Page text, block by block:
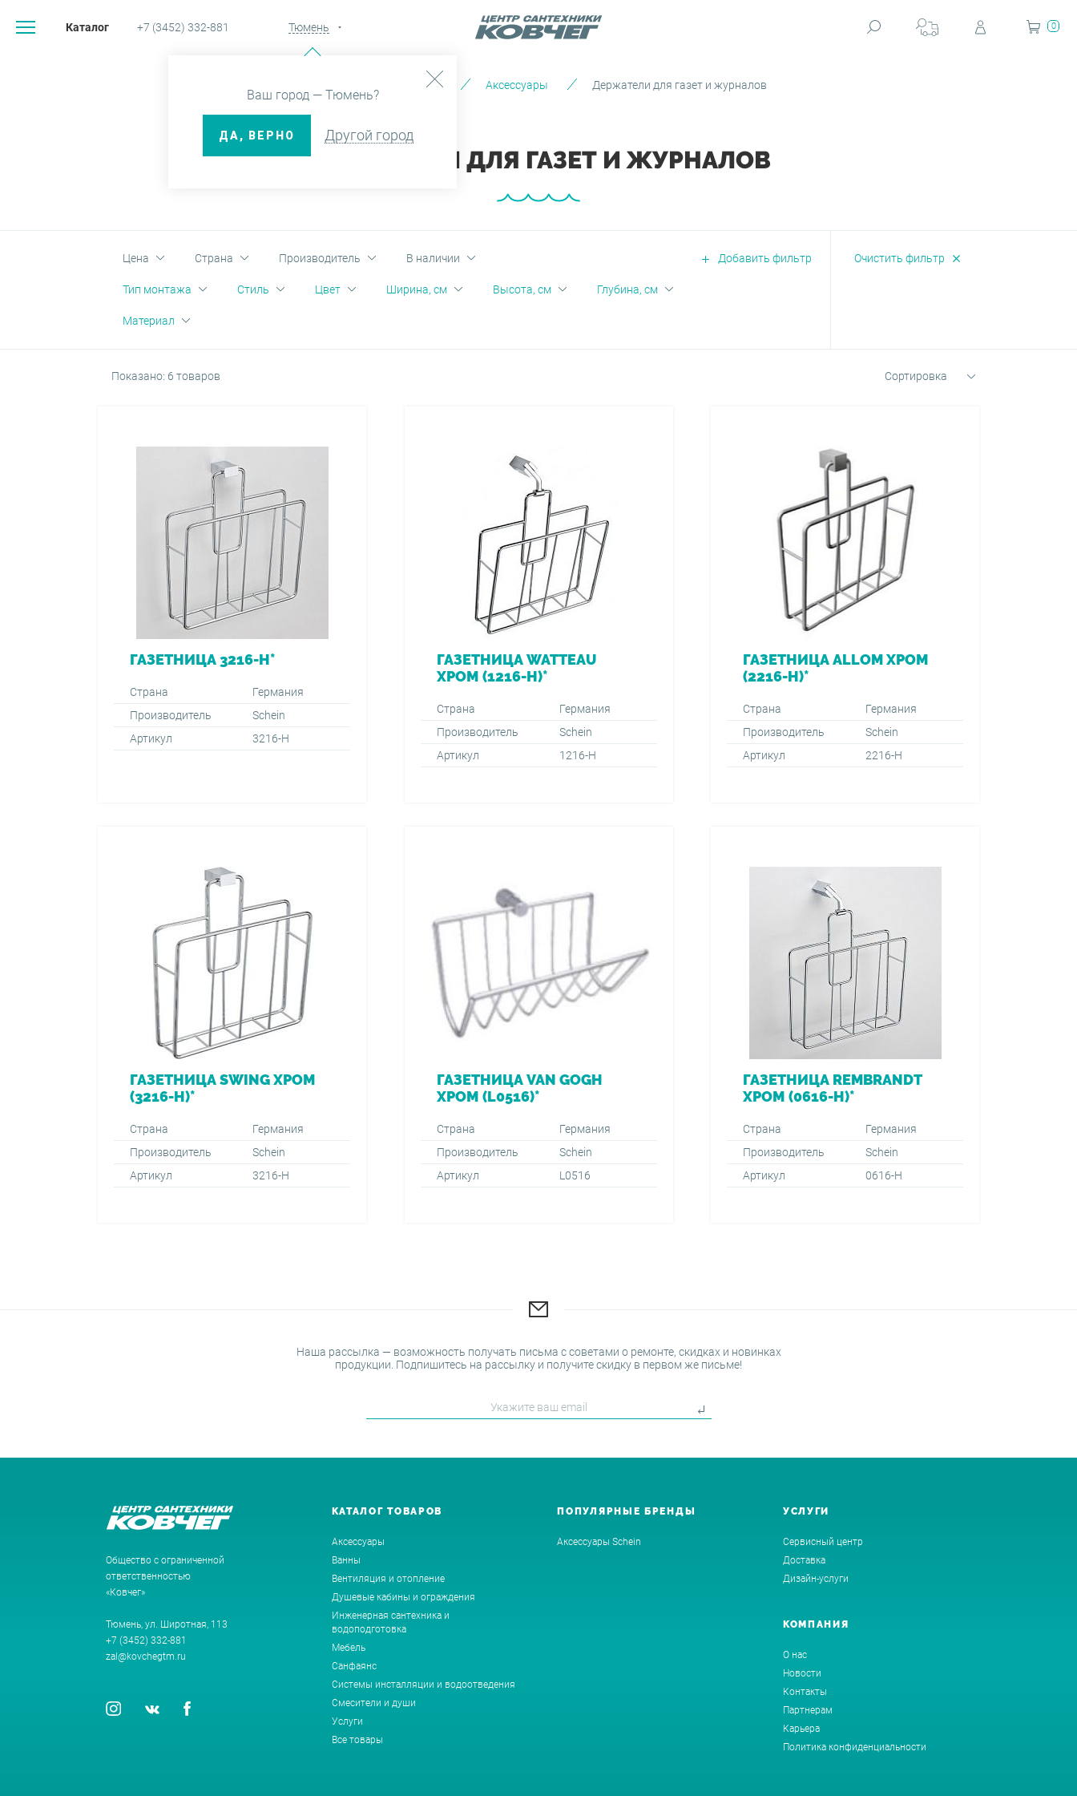
Каталог +7 (3452) 332-881 Тюмень
Ваш город — Тюмень?
ДА, ВЕРНО Другой город
0
Каталог Аксессуары Держатели для газет и журналов
ДЕРЖАТЕЛИ ДЛЯ ГАЗЕТ И ЖУРНАЛОВ
Цена Страна Производитель В наличии
Тип монтажа Стиль Цвет Ширина, см Высота, см Глубина, см
Материал
Добавить фильтр Очистить фильтр
Показано: 6 товаров Сортировка
ГАЗЕТНИЦА 3216-H*
Страна
Германия
Производитель
Schein
Артикул
3216-H
ГАЗЕТНИЦА WATTEAU
ХРОМ (1216-Н)*
Страна
Германия
Производитель
Schein
Артикул
1216-Н
ГАЗЕТНИЦА ALLOM ХРОМ
(2216-H)*
Страна
Германия
Производитель
Schein
Артикул
2216-H
ГАЗЕТНИЦА SWING ХРОМ
(3216-H)*
Страна
Германия
Производитель
Schein
Артикул
3216-H
ГАЗЕТНИЦА VAN GOGH
ХРОМ (L0516)*
Страна
Германия
Производитель
Schein
Артикул
L0516
ГАЗЕТНИЦА REMBRANDT
ХРОМ (0616-H)*
Страна
Германия
Производитель
Schein
Артикул
0616-H
Наша рассылка — возможность получать письма с советами о ремонте, скидках и новинках
продукции. Подпишитесь на рассылку и получите скидку в первом же письме!
Общество с ограниченной
ответственностью
«Ковчег»
Тюмень, ул. Широтная, 113
+7 (3452) 332-881
zal@kovchegtm.ru
КАТАЛОГ ТОВАРОВ
Аксессуары
Ванны
Вентиляция и отопление
Душевые кабины и ограждения
Инженерная сантехника и
водоподготовка
Мебель
Санфаянс
Системы инсталляции и водоотведения
Смесители и души
Услуги
Все товары
ПОПУЛЯРНЫЕ БРЕНДЫ
Аксессуары Schein
УСЛУГИ
Сервисный центр
Доставка
Дизайн-услуги
КОМПАНИЯ
О нас
Новости
Контакты
Партнерам
Карьера
Политика конфиденциальности